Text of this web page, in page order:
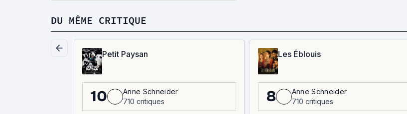
DU MÊME CRITIQUE
Petit Paysan
10
Anne Schneider
710 critiques
Les Éblouis
8
Anne Schneider
710 critiques